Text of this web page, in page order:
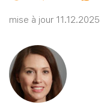
mise à jour 11.12.2025